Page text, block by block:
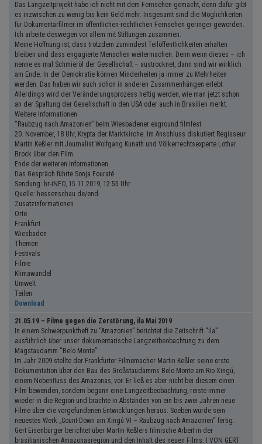
Das Langzeitprojekt habe ich nicht mit dem Fernsehen gemacht, denn dafür gibt
es inzwischen zu wenig bis kein Geld mehr. Insgesamt sind die Möglichkeiten
für Dokumentarfilmer im öffentlichen-rechtlichen Fernsehen geringer geworden.
Ich arbeite deswegen vor allem mit Stiftungen zusammen.
Meine Hoffnung ist, dass trotzdem zumindest Teilöffentlichkeiten erhalten
bleiben und dass engagierte Menschen weitermachen. Denn wenn dieses – ich
nenne es mal Schmieröl der Gesellschaft – austrocknet, dann sind wir wirklich
am Ende. In der Demokratie können Minderheiten ja immer zu Mehrheiten
werden. Das haben wir auch schon in anderen Zusammenhängen erlebt.
Allerdings wird der Veränderungsprozess heftig werden, wie man jetzt schon
an der Spaltung der Gesellschaft in den USA oder auch in Brasilien merkt.
Weitere Informationen
“Raubzug nach Amazonien” beim Wiesbadener exground filmfest
20. November, 18 Uhr, Krypta der Marktkirche. Im Anschluss diskutiert Regisseur
Martin Keßler mit Journalist Wolfgang Kunath und Völkerrechtsexperte Lothar
Brock über den Film.
Ende der weiteren Informationen
Das Gespräch führte Sonja Fouraté
Sendung: hr-iNFO, 15.11.2019, 12:55 Uhr
Quelle: hessenschau.de/end
Zusatzinformationen
Orte
Frankfurt
Wiesbaden
Themen
Festivals
Filme
Klimawandel
Umwelt
Teilen
Download
21.05.19 – Filme gegen die Zerstörung, ila Mai 2019
In einem Schwerpunktheft zu “Amazonien” berichtet die Zeitschrift “ila”
ausführlich über unser dokumentarische Langzeitbeobachtung zu dem
Magstaudamm “Belo Monte”:
Im Jahr 2009 stellte der Frankfurter Filmemacher Martin Keßler seine erste
Dokumentation über den Bau des Großstaudamms Belo Monte am Rio Xingú,
einem Nebenﬂuss des Amazonas, vor. Er ließ es aber nicht bei diesem einen
Film bewenden, sondern begann eine Langzeitbeobachtung, reiste immer
wieder in die Region und brachte in Abständen von ein bis zwei Jahren neue
Filme über die vorgefundenen Entwicklungen heraus. Soeben wurde sein
neuestes Werk „Count-Down am Xingú VI – Raubzug nach Amazonien“ fertig.
Gert Eisenbürger berichtet über Martin Keßlers ﬁlmische Arbeit in der
brasilianischen Amazonasregion und den Inhalt des neuen Films. I VON GERT